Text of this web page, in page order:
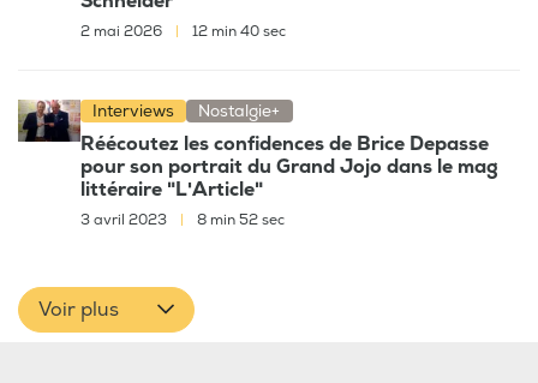
2 mai 2026 12 min 40 sec
Interviews Nostalgie+
Réécoutez les confidences de Brice Depasse
pour son portrait du Grand Jojo dans le mag
littéraire "L'Article"
3 avril 2023 8 min 52 sec
Voir plus